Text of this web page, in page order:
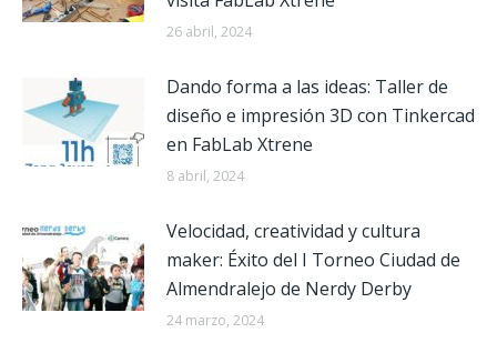
26 abril, 2024
Dando forma a las ideas: Taller de
diseño e impresión 3D con Tinkercad
en FabLab Xtrene
8 abril, 2024
Velocidad, creatividad y cultura
maker: Éxito del I Torneo Ciudad de
Almendralejo de Nerdy Derby
24 marzo, 2024